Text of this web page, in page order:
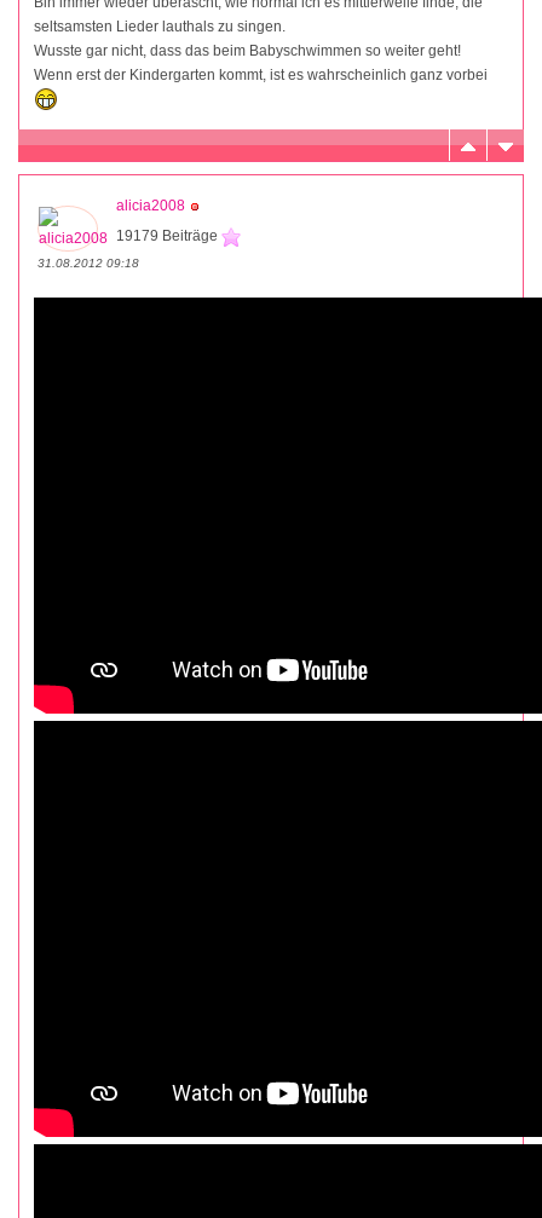
seltsamsten Lieder lauthals zu singen.
Wusste gar nicht, dass das beim Babyschwimmen so weiter geht!
Wenn erst der Kindergarten kommt, ist es wahrscheinlich ganz vorbei
alicia2008
19179 Beiträge
31.08.2012 09:18